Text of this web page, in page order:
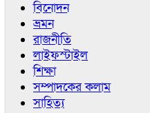
বিনোদন
ভ্রমন
রাজনীতি
লাইফস্টাইল
শিক্ষা
সম্পাদকের কলাম
সাহিত্য